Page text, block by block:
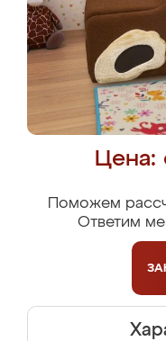
Цена:
Поможем
Ответим